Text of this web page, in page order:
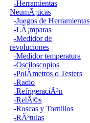
-Herramientas
NeumÃ¡ticas
-Juegos de Herramientas
-LÃ¡mparas
-Medidor de
revoluciones
-Medidor temperatura
-Osciloscopios
-PolÃ­metros o Testers
-Radio
-RefrigeraciÃ³n
-RelÃ©s
-Roscas y Tornillos
-RÃ³tulas